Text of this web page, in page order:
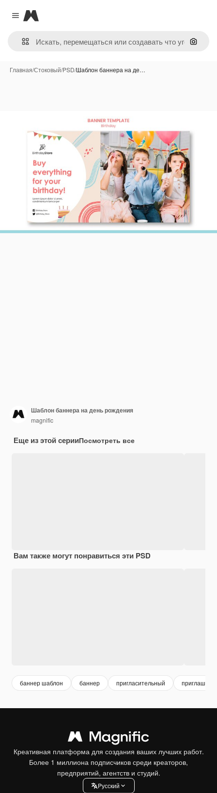
Close menu
Magnific
Поиск
Главная/Стоковый/PSD/Шаблон баннера на де…
Шаблон баннера на день рождения
magnific
Еще из этой серииПосмотреть все
Вам также могут понравиться эти PSD
баннер шаблон баннер пригласительный
Креативная платформа для создания ваших лучших работ.
Более 1 миллиона подписчиков среди креаторов,
предприятий, агентств и студий.
Pусский